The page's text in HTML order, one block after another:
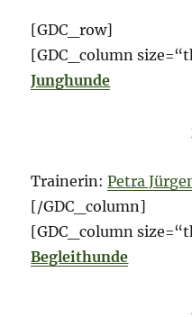
[GDC_row]
[GDC_column
Junghunde
Trainerin:Petra
[/GDC_column]
[GDC_column
Begleithunde